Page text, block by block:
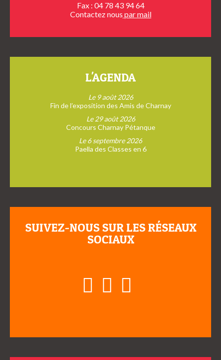
Fax : 04 78 43 94 64
Contactez nous par mail
L'AGENDA
Le 9 août 2026
Fin de l’exposition des Amis de Charnay
Le 29 août 2026
Concours Charnay Pétanque
Le 6 septembre 2026
Paella des Classes en 6
SUIVEZ-NOUS SUR LES RÉSEAUX
SOCIAUX